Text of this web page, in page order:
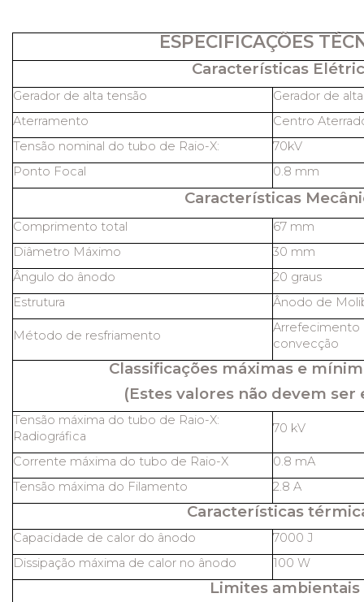
ESPECIFICAÇÕES
Características
Gerador de alta tensão
Gerador de
Aterramento
Centro
Tensão nominal do tubo de Raio-X:
70kV
Ponto Focal
0.8 mm
Características
Comprimento total
67 mm
Diâmetro Máximo
30 mm
Ângulo do ânodo
20 graus
Estrutura
Ânodo de
Método de resfriamento
Arrefecimento
convecção
Classificações máximas e
(Estes valores não devem ser
Tensão máxima do tubo de Raio-X:
Radiográfica
70 kV
Corrente máxima do tubo de Raio-X
0.8 mA
Tensão máxima do Filamento
2.8 A
Características
Capacidade de calor do ânodo
7000 J
Dissipação máxima de calor no ânodo
100 W
Limites ambientais